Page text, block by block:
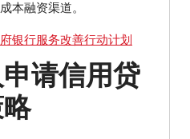
本融资渠道。
银行服务改善行动计划
请信用贷